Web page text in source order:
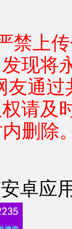
禁上
现将
友通
请及
删除
卓应